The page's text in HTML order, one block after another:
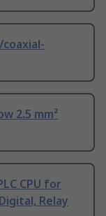
2.5 mm²
CPU for
Relay